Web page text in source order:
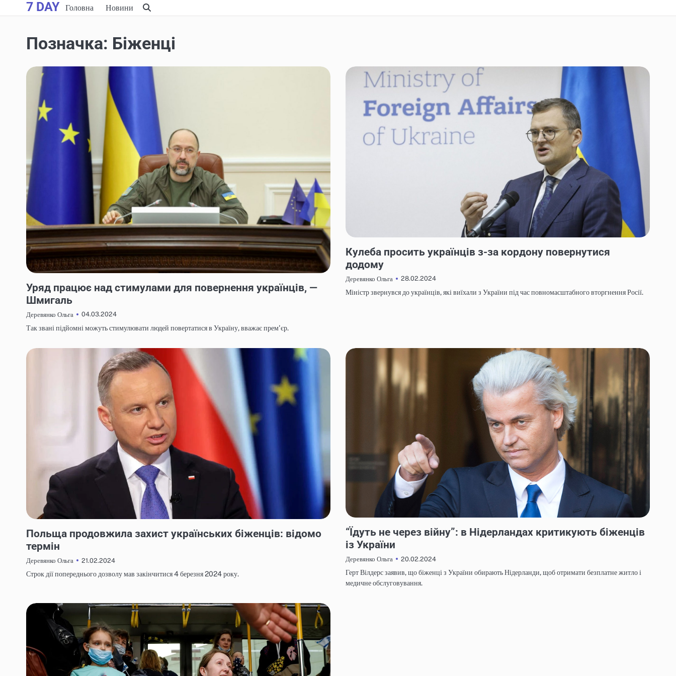
to
7 DAY Головна Новини
Позначка: Біженці
Уряд працює над стимулами для повернення українців, —
Шмигаль
Деревянко Ольга 04.03.2024
Так звані підйомні можуть стимулювати людей повертатися в Україну, вважає прем'єр.
Кулеба просить українців з-за кордону повернутися
додому
Деревянко Ольга 28.02.2024
Міністр звернувся до українців, які виїхали з України під час повномасштабного вторгнення Росії.
Польща продовжила захист українських біженців: відомо
термін
Деревянко Ольга 21.02.2024
Строк дії попереднього дозволу мав закінчитися 4 березня 2024 року.
“Їдуть не через війну”: в Нідерландах критикують біженців
із України
Деревянко Ольга 20.02.2024
Герт Вілдерс заявив, що біженці з України обирають Нідерланди, щоб отримати безплатне житло і
медичне обслуговування.